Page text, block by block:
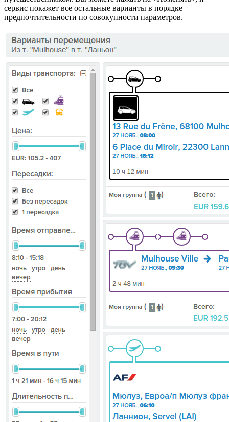
сервис покажет все остальные варианты в порядке
предпочтительности по совокупности параметров.